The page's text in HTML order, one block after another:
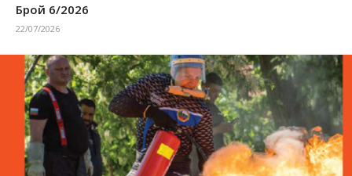
Брой 6/2026
22/07/2026